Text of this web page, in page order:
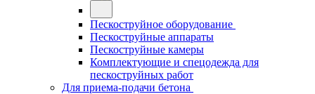
Пескоструйное оборудование
Пескоструйные аппараты
Пескоструйные камеры
Комплектующие и спецодежда для
пескоструйных работ
Для приема-подачи бетона